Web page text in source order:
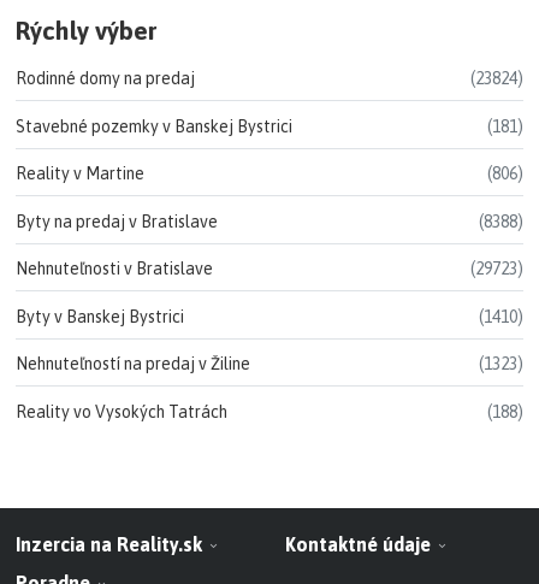
Rýchly výber
Rodinné domy na predaj (23824)
Stavebné pozemky v Banskej Bystrici (181)
Reality v Martine (806)
Byty na predaj v Bratislave (8388)
Nehnuteľnosti v Bratislave (29723)
Byty v Banskej Bystrici (1410)
Nehnuteľností na predaj v Žiline (1323)
Reality vo Vysokých Tatrách (188)
Inzercia na Reality.sk
Kontaktné údaje